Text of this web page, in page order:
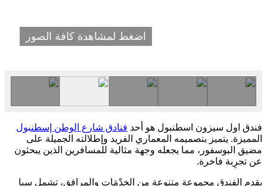
اضغط لمشاهدة كافة الصور
فندق اول سيزون اسطنبول هو أحد فنادق شارع الوطن إسطنبول
المميزة. يتميز بتصميمه المعماري الفريد وإطلالته الجميلة على
مضيق البوسفور، مما يجعله وجهة مثالية للمسافرين الذين يبحثون
عن تجرِبة فاخرة.
يقدم الفندق مجموعة متنوعة من الخِدْمَات والمرافق، تشمل سبا